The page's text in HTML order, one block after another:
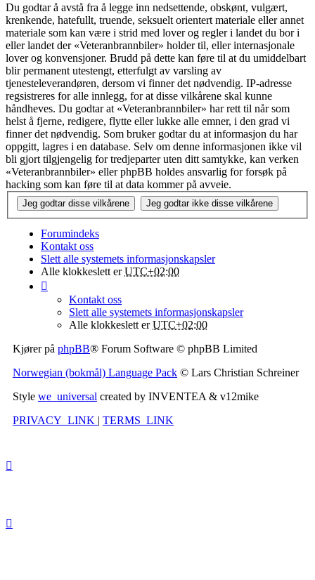
Du godtar å avstå fra å legge inn nedsettende, obskønt, vulgært,
krenkende, hatefullt, truende, seksuelt orientert materiale eller annet
materiale som kan være i strid med lover og regler i landet du bor i
eller landet der «Veteranbrannbiler» holder til, eller internasjonale
lover og konvensjoner. Brudd på dette kan føre til at du umiddelbart
blir permanent utestengt, etterfulgt av varsling av
tjenesteleverandøren, dersom vi finner det nødvendig. IP-adresse
regsistreres for alle innlegg, for at disse vilkårene skal kunne
håndheves. Du godtar at «Veteranbrannbiler» har rett til når som
helst å fjerne, redigere, flytte eller lukke alle emner, i den grad vi
finner det nødvendig. Som bruker godtar du at informasjon du har
oppgitt, lagres i en database. Selv om denne informasjonen ikke vil
bli gjort tilgjengelig for tredjeparter uten ditt samtykke, kan verken
«Veteranbrannbiler» eller phpBB holdes ansvarlig for forsøk på
hacking som kan føre til at data kommer på avveie.
Forumindeks
Kontakt oss
Slett alle systemets informasjonskapsler
Alle klokkeslett erUTC+02:00
Kontakt oss
Slett alle systemets informasjonskapsler
Alle klokkeslett erUTC+02:00
Kjører på phpBB® Forum Software © phpBB Limited
Norwegian (bokmål) Language Pack © Lars Christian Schreiner
Style we_universal created by INVENTEA & v12mike
PRIVACY_LINK | TERMS_LINK